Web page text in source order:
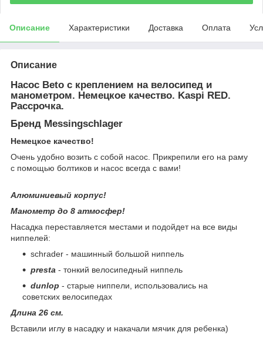
Описание Характеристики Доставка Оплата
Описание
Насос Beto с креплением на велосипед и
манометром. Немецкое качество. Kaspi RED.
Рассрочка.
Бренд Messingschlager
Немецкое качество!
Очень удобно возить с собой насос. Прикрепили его на раму
с помощью болтиков и насос всегда с вами!
Алюминиевый корпус!
Манометр до 8 атмосфер!
Насадка переставляется местами и подойдет на все виды
ниппелей:
schrader - машинный большой ниппель
presta - тонкий велосипедный ниппель
dunlop - старые ниппели, использовались на
советских велосипедах
Длина 26 см.
Вставили иглу в насадку и накачали мячик для ребенка)